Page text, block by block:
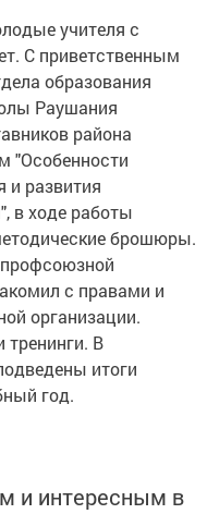
учителя с
С приветственным
образования
Раушания
района
"Особенности
и развития
в ходе работы
брошюры.
с правами и
организации.
В
итоги
год.
и интересным в